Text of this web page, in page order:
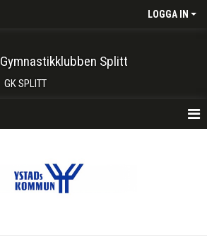
LOGGA IN
Gymnastikklubben Splitt
GK SPLITT